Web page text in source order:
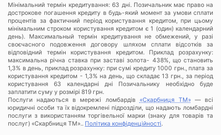
Мінімальний термін кредитування: 63 дні. Позичальник має право на
дострокове погашення кредиту в будь-який момент за умови сплати
процентів за фактичний період користування кредитом, при цьому
мінімальним строком користування кредитом є 1 (один) календарний
день). Максимальный термін кредитування не обмежений, у разі
своєчасного подовження договору шляхом сплати відсотків за
відповідний термін користування кредитом. Приклад розрахунку:
максимальна річна ставка при заставі золота- 438%, що становить
1,3% в день, приклад розрахунку: при сумі кредиту 1000 грн., плата за
користування кредитом - 1,3% на день, що складає 13 грн., за період
користування 63 календарні дні Позичальнику необхідно буде
заплатити суму у розмірі 819 грн.
Послуги надаються в мережі ломбардів «Скарбниця ТМ»— всі
юридичні особи та їх відокремлені підрозділи, що надають ломбардні
послуги з використанням торгівельної марки (знаку для товарів та
послуг) «Скарбниця ТМ».. Політика конфіденційності.